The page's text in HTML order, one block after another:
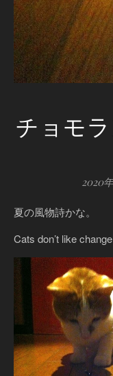
チョモ
2020
夏の風物詩かな。
Cats don’t like